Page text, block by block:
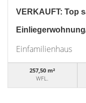
VERKAUFT: Top
Einfamilienhaus
257,50 m²
WFL.